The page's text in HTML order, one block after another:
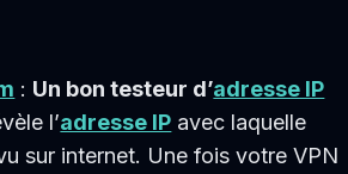
: Un bon testeur d’adresse IP
l’adresse IP avec laquelle
sur internet. Une fois votre VPN